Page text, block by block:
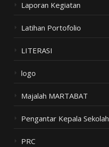
Laporan Kegiatan
Latihan Portofolio
LITERASI
logo
Majalah MARTABAT
Pengantar Kepala Sekolah
PRC